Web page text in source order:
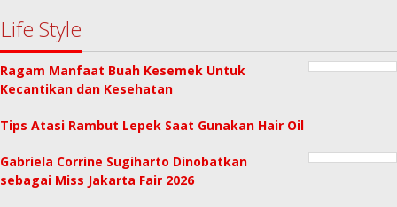
Life Style
Ragam Manfaat Buah Kesemek Untuk
Kecantikan dan Kesehatan
Tips Atasi Rambut Lepek Saat Gunakan Hair Oil
Gabriela Corrine Sugiharto Dinobatkan
sebagai Miss Jakarta Fair 2026